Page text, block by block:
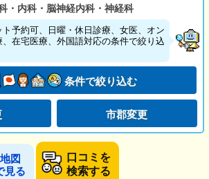
・内科・脳神経内科・神経科
予約可、日曜・休日診療、女医、オン
在宅医療、外国語対応の条件で絞り込
条件で絞り込む
市郡変更
地図
見る
口コミを
検索する